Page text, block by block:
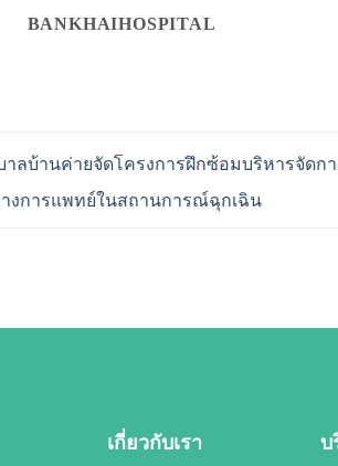
BANKHAIHOSPITAL
าลบ้านค่ายจัดโครงการฝึกซ้อมบริหารจัดก
งการแพทย์ในสถานการณ์ฉุกเฉิน
เกี่ยวกับเรา บ